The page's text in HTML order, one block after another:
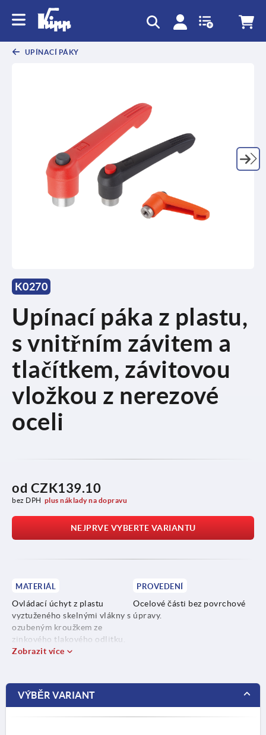
UPÍNACÍ PÁKY
K0270
Upínací páka z plastu,
s vnitřním závitem a
tlačítkem, závitovou
vložkou z nerezové
oceli
od CZK139.10
bez DPH plus náklady na dopravu
NEJPRVE VYBERTE VARIANTU
MATERIÁL
Ovládací úchyt z plastu
vyztuženého skelnými vlákny s
ozubeným kroužkem ze
zinkového tlakového odlitku.
Tlačítko z plastu (POM).
PROVEDENÍ
Ocelové části bez povrchové
úpravy.
Zobrazit více
VÝBĚR VARIANT